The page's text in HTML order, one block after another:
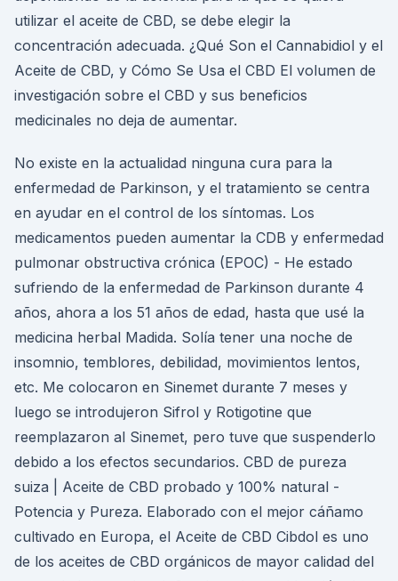
utilizar el aceite de CBD, se debe elegir la
concentración adecuada. ¿Qué Son el Cannabidiol y el
Aceite de CBD, y Cómo Se Usa el CBD El volumen de
investigación sobre el CBD y sus beneficios
medicinales no deja de aumentar.
No existe en la actualidad ninguna cura para la
enfermedad de Parkinson, y el tratamiento se centra
en ayudar en el control de los síntomas. Los
medicamentos pueden aumentar la CDB y enfermedad
pulmonar obstructiva crónica (EPOC) - He estado
sufriendo de la enfermedad de Parkinson durante 4
años, ahora a los 51 años de edad, hasta que usé la
medicina herbal Madida. Solía tener una noche de
insomnio, temblores, debilidad, movimientos lentos,
etc. Me colocaron en Sinemet durante 7 meses y
luego se introdujeron Sifrol y Rotigotine que
reemplazaron al Sinemet, pero tuve que suspenderlo
debido a los efectos secundarios. CBD de pureza
suiza | Aceite de CBD probado y 100% natural -
Potencia y Pureza. Elaborado con el mejor cáñamo
cultivado en Europa, el Aceite de CBD Cibdol es uno
de los aceites de CBD orgánicos de mayor calidad del